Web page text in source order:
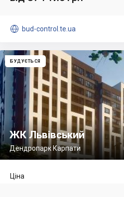
 bud-control.te.ua
БУДУЄТЬСЯ
ЖК Львівський
Дендропарк Карпати
Ціна